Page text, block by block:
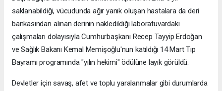
saklanabildiği, vücudunda ağır yanık oluşan hastalara da deri
bankasından alınan derinin nakledildiği laboratuvardaki
çalışmaları dolayısıyla Cumhurbaşkanı Recep Tayyip Erdoğan
ve Sağlık Bakanı Kemal Memişoğlu'nun katıldığı 14 Mart Tıp
Bayramı programında "yılın hekimi" ödülüne layık görüldü.
Devletler için savaş, afet ve toplu yaralanmalar gibi durumlarda